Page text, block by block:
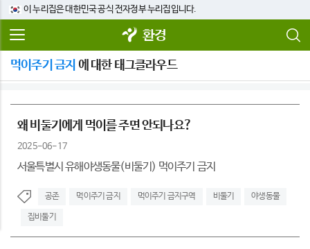
이 누리집은 대한민국 공식 전자정부 누리집입니다.
환경
먹이주기 금지 에 대한 태그클라우드
왜 비둘기에게 먹이를 주면 안되나요?
2025-06-17
서울특별시 유해야생동물(비둘기) 먹이주기 금지
공존 먹이주기 금지 먹이주기 금지구역 비둘기 야생동물
집비둘기